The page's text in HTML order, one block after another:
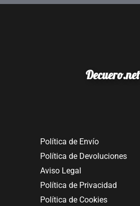
Decuero.net
Política de Envío
Política de Devoluciones
Aviso Legal
Política de Privacidad
Política de Cookies